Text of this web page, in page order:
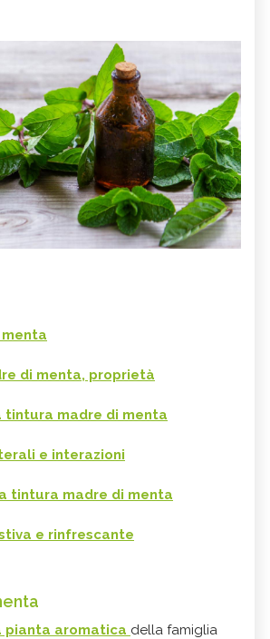
di menta, proprietà
tintura madre di menta
e interazioni
tintura madre di menta
e rinfrescante
pianta aromatica della famiglia